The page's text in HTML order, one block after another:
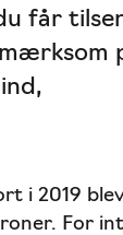
får
i 2019
For